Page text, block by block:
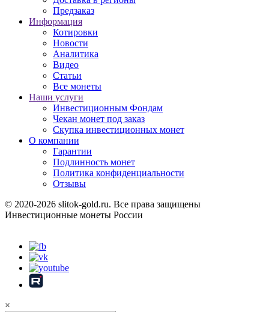
Предзаказ
Информация
Котировки
Новости
Аналитика
Видео
Статьи
Все монеты
Наши услуги
Инвестиционным Фондам
Чекан монет под заказ
Скупка инвестиционных монет
О компании
Гарантии
Подлинность монет
Политика конфиденциальности
Отзывы
© 2020-2026 slitok-gold.ru. Все права защищены
Инвестиционные монеты России
×